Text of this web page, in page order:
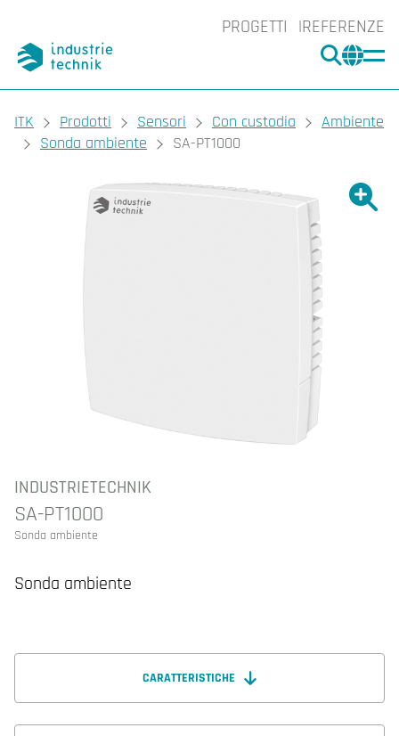
PROGETTI REFERENZE
CERCA
You are here:
ITK Prodotti Sensori Con custodia
Ambiente
Sonda ambiente
SA-PT1000
INDUSTRIETECHNIK
SA-PT1000
Sonda ambiente
Sonda ambiente
CARATTERISTICHE